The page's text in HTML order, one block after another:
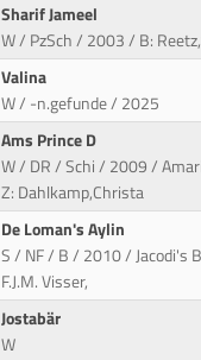
Sharif Jameel
W / PzSch / 2003 / B:
Valina
W / -n.gefunde / 2025
Ams Prince D
W / DR / Schi / 2009 /
Z: Dahlkamp,Christa
De Loman's Aylin
S / NF / B / 2010 / Jacodi's
F.J.M. Visser,
Jostabär
W